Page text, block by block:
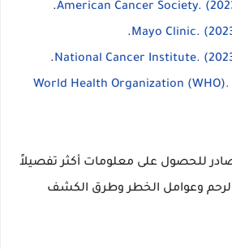
American Cancer Society.
.
Mayo Clinic.
National Cancer Institute.
.
World Health Organization
للحصول على معلومات أكثر تفصيلاً
وعوامل الخطر وطرق الكشف